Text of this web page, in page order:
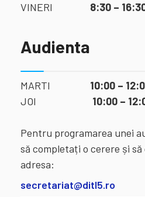
VINERI 8:30 –
Audienta
MARTI 10:00 –
JOI 10:00 –
Pentru programarea unei
să completați o cerere și
adresa:
secretariat@ditl5.ro